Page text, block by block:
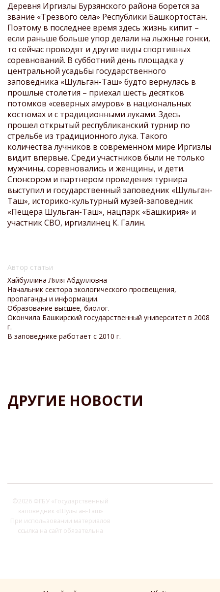
Деревня Иргизлы Бурзянского района борется за
звание «Трезвого села» Республики Башкортостан.
Поэтому в последнее время здесь жизнь кипит –
если раньше больше упор делали на лыжные гонки,
то сейчас проводят и другие виды спортивных
соревнований. В субботний день площадка у
центральной усадьбы государственного
заповедника «Шульган-Таш» будто вернулась в
прошлые столетия – приехал шесть десятков
потомков «северных амуров» в национальных
костюмах и с традиционными луками. Здесь
прошел открытый республиканский турнир по
стрельбе из традиционного лука. Такого
количества лучников в современном мире Иргизлы
видит впервые. Среди участников были не только
мужчины, соревновались и женщины, и дети.
Спонсором и партнером проведения турнира
выступил и государственный заповедник «Шульган-
Таш», историко-культурный музей-заповедник
«Пещера Шульган-Таш», нацпарк «Башкирия» и
участник СВО, иргизлинец К. Галин.
Автор статьи
Хайбуллина Ляля Абдулловна
Начальник сектора экологического просвещения,
пропаганды и информации.
Образование высшее, биолог.
Окончила Башкирский государственный университет в 2008
г.
В заповеднике работает с 2010 г.
ДРУГИЕ НОВОСТИ
©2026 ФГБУ «Государственный
заповедник «Шульган-Таш»
При использовании материалов
ссылка на сайт обязательна